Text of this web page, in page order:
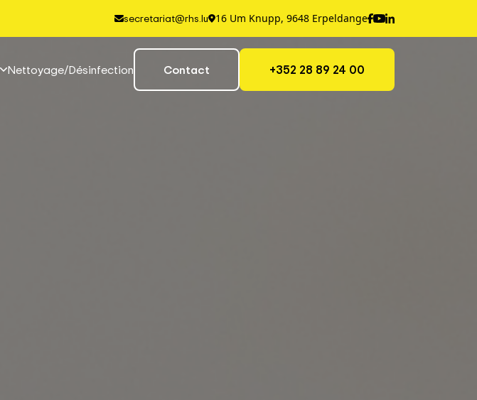
secretariat@rhs.lu 16 Um Knupp, 9648 Erpeldange
Nettoyage/Désinfection Contact +352 28 89 24 00